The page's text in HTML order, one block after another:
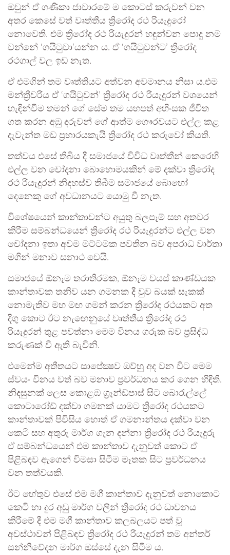
ඔවුන් ඒ ගණිකා ජාවාරමේ ම කොටස් කරුවන් වන
අතර කෙසේ වත් වෘත්තීය ත්‍රිරෝද රථ රියැදුරෝ
නොවෙති. එම ත්‍රිරෝද රථ රියැදුරන් හඳුන්වන පොදු නම
වන්නේ ‘ගයිටුවා’යන්න ය. ඒ ‘ගයිටුවන්ට’ ත්‍රිරෝද
රථගාල් වල ඉඩ නැත.
ඒ එමගින් තම වෘත්තියට අත්වන අවමානය නිසා ය.එම
මන්ත්‍රීවරිය ඒ ‘ගයිටුවන්’ ත්‍රිරෝද රථ රියැදුරන් වශයෙන්
හැඳින්වීම තමන් ගේ සේම තම යහපත් අහිංසක ජීවිත
ගත කරන අඹු දරුවන් ගේ ආත්ම ගෞරවයට එල්ල කළ
දැවැන්ත මඩ ප්‍රහාරයකැයි ත්‍රිරෝද රථ කරුවෝ කියති.
තත්වය එසේ තිබිය දී සමාජයේ විවිධ වෘත්තීන් කෙරෙහි
එල්ල වන චෝදනා බොහොමයකින් මේ දක්වා ත්‍රිරෝද
රථ රියැදුරන් නිදහස්ව තිබීම සමාජයේ බොහෝ
දෙනෙකු ගේ අවධානයට යොමු වී නැත.
විශේෂයෙන් කාන්තාවන්ට අයුතු බලපෑම් සහ අතවර
කිරීම සම්බන්ධයෙන් ත්‍රිරෝද රථ රියැදුරන්ට එල්ල වන
චෝදනා ඉතා අවම මට්ටමක පවතින බව අපරාධ වාර්තා
මගින් මනාව සනාථ වෙයි.
සමාජයේ ඕනෑම තරාතිරමක, ඕනෑම වයස් කාණ්ඩයක
කාන්තාවක තනිව යන ගමනක දී වුව බයක් සැකක්
නොමැතිව මහ මඟ ගමන් කරන ත්‍රිරෝද රථයකට අත
දිගු කොට ඊට නැඟෙනුයේ වෘත්තීය ත්‍රිරෝද රථ
රියැදුරන් තුළ පවත්නා මෙම විනය ගරුක බව ප්‍රසිද්ධ
කරුණක් වී ඇති බැවිනි.
එමෙන්ම අතීතයට සාපේක්‍ෂව ඔව්හු අද වන විට මෙම
ස්වයං විනය වත් බව මනාව ප්‍රවර්ධනය කර ගෙන හිඳිති.
නිදසුනක් ලෙස කොළඹ ග්‍රෑන්ඩ්පාස් සිට බොරැල්ලේ
කොටාරෝඩ් දක්වා ගමනක් යාමට ත්‍රිරෝද රථයකට
කාන්තාවක් පිවිසිය හොත් ඒ ගමනාන්තය දක්වා වන
කෙටි සහ අතුරු මාර්ග ගැන දන්නා ත්‍රිරෝද රථ රියැදුරු
ඒ සම්බන්ධයෙන් එම කාන්තාව දැනුවත් කොට ඒ
පිළිබඳව ඇගෙන් විමසා සිටීම මෑතක සිට ප්‍රවර්ධනය
වන තත්වයකි.
ඊට හේතුව එසේ එම මගී කාන්තාව දැනුවත් නොකොට
කෙටි හා දුර අඩු මාර්ග වලින් ත්‍රිරෝද රථ ධාවනය
කිරීමේ දී එම මගී කාන්තාව කලබලයට පත් වූ
අවස්ථාවන් පිළිබඳව ත්‍රිරෝද රථ රියැදුරන් තම අන්තර්
සන්නිවේදන මාර්ග ඔස්සේ දැන සිටීම ය.